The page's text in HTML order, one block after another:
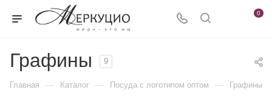
0
Графины 9
Главная — Каталог — Посуда с логотипом оптом — Графины